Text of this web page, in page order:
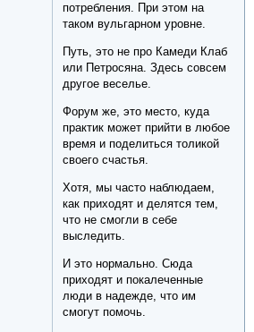
потребления. При этом на
таком вульгарном уровне.
Путь, это не про Камеди Клаб
или Петросяна. Здесь совсем
другое веселье.
Форум же, это место, куда
практик может прийти в любое
время и поделиться толикой
своего счастья.
Хотя, мы часто наблюдаем,
как приходят и делятся тем,
что не смогли в себе
выследить.
И это нормально. Сюда
приходят и покалеченные
люди в надежде, что им
смогут помочь.